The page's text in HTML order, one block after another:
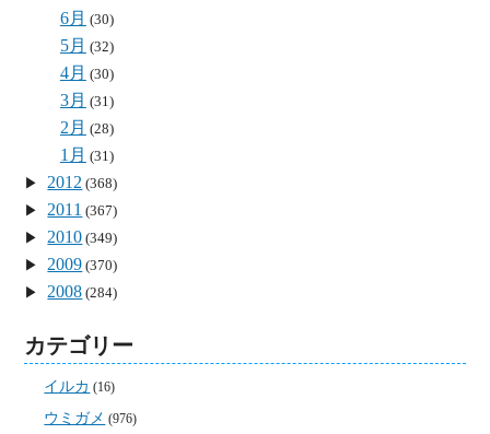
6月 (30)
5月 (32)
4月 (30)
3月 (31)
2月 (28)
1月 (31)
2012 (368)
2011 (367)
2010 (349)
2009 (370)
2008 (284)
カテゴリー
イルカ (16)
ウミガメ (976)